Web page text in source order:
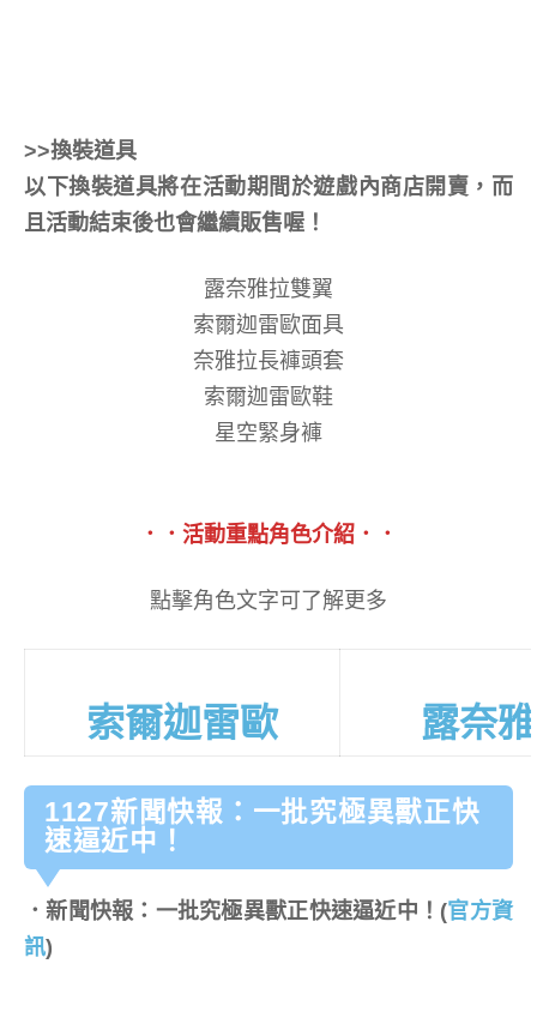
>>換裝道具
以下換裝道具將在活動期間於遊戲內商店開賣，而
且活動結束後也會繼續販售喔！
露奈雅拉雙翼
索爾迦雷歐面具
奈雅拉長褲頭套
索爾迦雷歐鞋
星空緊身褲
．．活動重點角色介紹．．
點擊角色文字可了解更多
索爾迦雷歐 露奈
1127新聞快報：一批究極異獸正快
速逼近中！
．新聞快報：一批究極異獸正快速逼近中！(官方資
訊)